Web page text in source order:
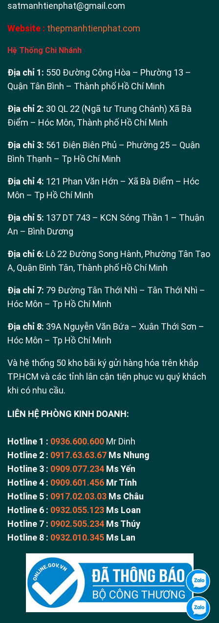
satmanhtienphat@gmail.com
Website : thepmanhtienphat.com
Hệ Thống Chi Nhánh
Địa chỉ 1: 550 Đường Cộng Hòa – Phường 13 –
Quận Tân Bình – Thành phố Hồ Chí Minh
Địa chỉ 2: 30 QL 22 (Ngã tư Trung Chánh) Xã Bà
Điểm – Hóc Môn, Thành phố Hồ Chí Minh
Địa chỉ 3: 561 Điện Biên Phủ – Phường 25 – Quận
Bình Thạnh – Tp Hồ Chí Minh
Địa chỉ 4: 121 Phan Văn Hớn – Xã Bà Điểm – Hóc
Môn – Tp Hồ Chí Minh
Địa chỉ 5: 137 DT 743 – KCN Sóng Thần 1 – Thuận
An – Bình Dương
Địa chỉ 6: Lô 22 Đường Song Hành, Phường Tân Tạo
A, Quận Bình Tân, Thành phố Hồ Chí Minh
Địa chỉ 7: 79 Đường Tân Thới Nhì – Tân Thới Nhì –
Hóc Môn – Tp Hồ Chí Minh
Địa chỉ 8: 39A Nguyễn Văn Bứa – Xuân Thới Sơn –
Hóc Môn – Tp Hồ Chí Minh
Và hệ thống 50 kho bãi ký gửi hàng hóa trên khắp
TP.HCM và các tỉnh lân cận tiện phục vụ quý khách
khi có nhu cầu.
LIÊN HỆ PHÒNG KINH DOANH:
Hotline 1 : 0936.600.600 Mr Dinh
Hotline 2 : 0917.63.63.67 Ms Nhung
Hotline 3 : 0909.077.234 Ms Yến
Hotline 4 : 0909.601.456 Mr Tính
Hotline 5 : 0917.02.03.03 Ms Châu
Hotline 6 : 0932.055.123 Ms Loan
Hotline 7 : 0902.505.234 Ms Thúy
Hotline 8 : 0932.010.345 Ms Lan